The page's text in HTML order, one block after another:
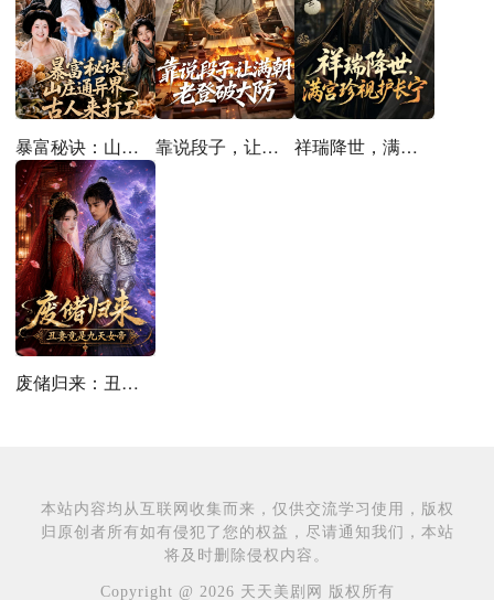
暴富秘诀：山庄通异界古人来打工 靠说段子，让满朝老登大破大防 祥瑞降世，满宫珍视护长宁
废储归来：丑妻竟是九天女帝
本站内容均从互联网收集而来，仅供交流学习使用，版权
归原创者所有如有侵犯了您的权益，尽请通知我们，本站
将及时删除侵权内容。
Copyright @ 2026 天天美剧网 版权所有